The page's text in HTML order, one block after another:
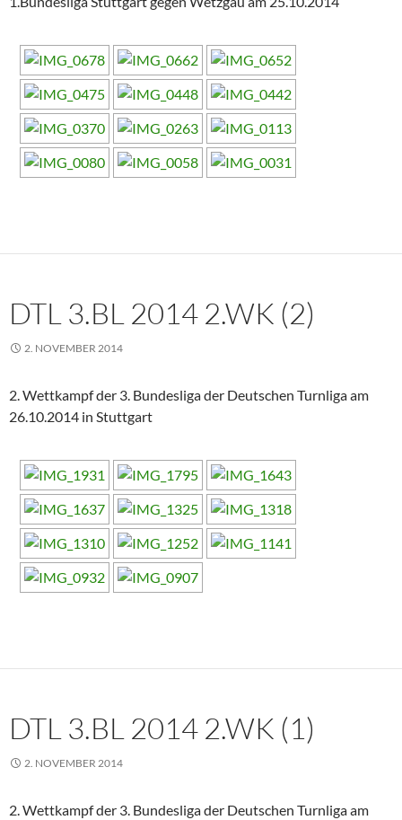
DTL 3.BL 2014 2.WK (2)
2. NOVEMBER 2014
2. Wettkampf der 3. Bundesliga der Deutschen Turnliga am
26.10.2014 in Stuttgart
DTL 3.BL 2014 2.WK (1)
2. NOVEMBER 2014
2. Wettkampf der 3. Bundesliga der Deutschen Turnliga am